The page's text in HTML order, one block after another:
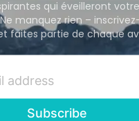
qui éveilleront
manquez rien –
faites partie de chaque